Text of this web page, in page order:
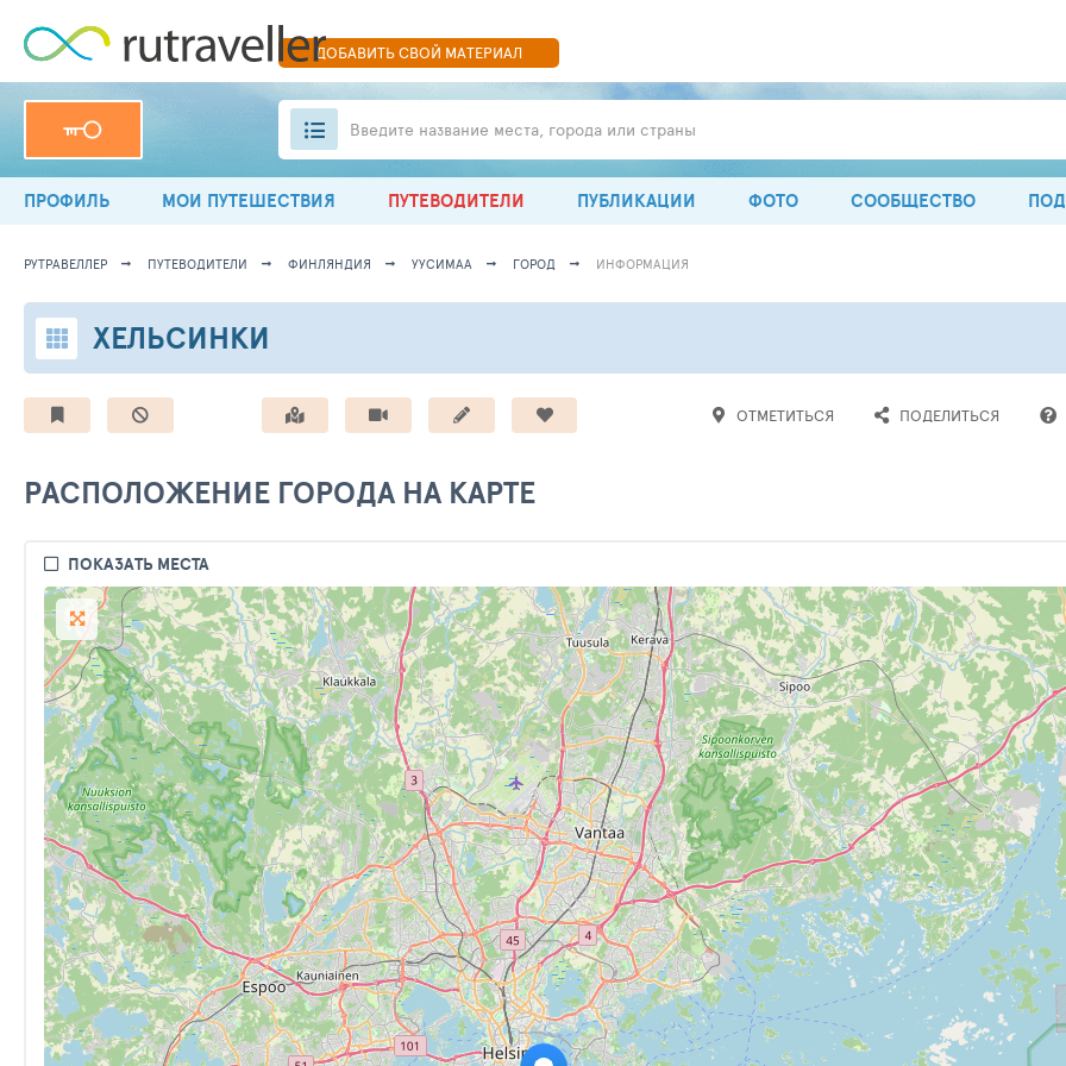
ДОБАВИТЬСВОЙ МАТЕРИАЛ
Введите название места, города или страны
ПРОФИЛЬ МОИ ПУТЕШЕСТВИЯ ПУТЕВОДИТЕЛИ ПУБЛИКАЦИИ ФОТО СООБЩЕСТВО
РУТРАВЕЛЛЕР ПУТЕВОДИТЕЛИ ФИНЛЯНДИЯ УУСИМАА ГОРОД ИНФОРМАЦИЯ
ХЕЛЬСИНКИ
ОТМЕТИТЬСЯ ПОДЕЛИТЬСЯ
РАСПОЛОЖЕНИЕ ГОРОДА НА КАРТЕ
ПОКАЗАТЬ МЕСТА